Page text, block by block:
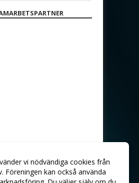
vi nödvändiga cookies från
Föreningen kan också använda